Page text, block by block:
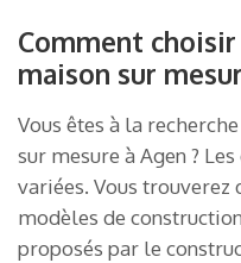
Comment
maison sur
Vous êtes à la
sur mesure à Agen ?
variées. Vous trouverez
modèles de
proposés par le